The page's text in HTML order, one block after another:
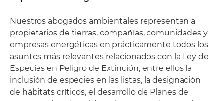
Nuestros abogados ambientales representan a
propietarios de tierras, compañías, comunidades y
empresas energéticas en prácticamente todos los
asuntos más relevantes relacionados con la Ley de
Especies en Peligro de Extinción, entre ellos la
inclusión de especies en las listas, la designación
de hábitats críticos, el desarrollo de Planes de